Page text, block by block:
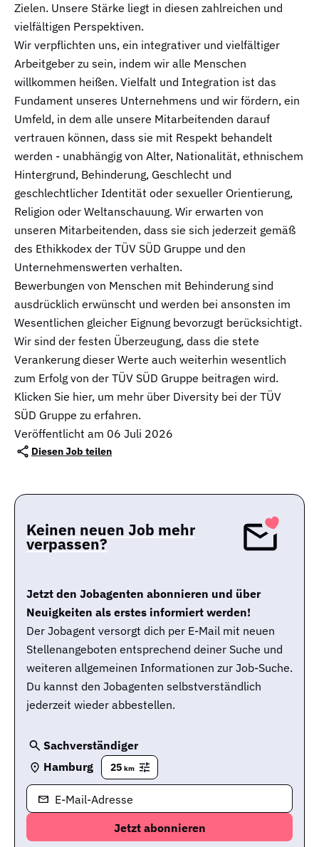
Zielen. Unsere Stärke liegt in diesen zahlreichen und
vielfältigen Perspektiven.
Wir verpflichten uns, ein integrativer und vielfältiger
Arbeitgeber zu sein, indem wir alle Menschen
willkommen heißen. Vielfalt und Integration ist das
Fundament unseres Unternehmens und wir fördern, ein
Umfeld, in dem alle unsere Mitarbeitenden darauf
vertrauen können, dass sie mit Respekt behandelt
werden - unabhängig von Alter, Nationalität, ethnischem
Hintergrund, Behinderung, Geschlecht und
geschlechtlicher Identität oder sexueller Orientierung,
Religion oder Weltanschauung. Wir erwarten von
unseren Mitarbeitenden, dass sie sich jederzeit gemäß
des Ethikkodex der TÜV SÜD Gruppe und den
Unternehmenswerten verhalten.
Bewerbungen von Menschen mit Behinderung sind
ausdrücklich erwünscht und werden bei ansonsten im
Wesentlichen gleicher Eignung bevorzugt berücksichtigt.
Wir sind der festen Überzeugung, dass die stete
Verankerung dieser Werte auch weiterhin wesentlich
zum Erfolg von der TÜV SÜD Gruppe beitragen wird.
Klicken Sie hier, um mehr über Diversity bei der TÜV
SÜD Gruppe zu erfahren.
Veröffentlicht am 06 Juli 2026
Diesen Job teilen
Keinen neuen Job mehr
verpassen?
Jetzt den Jobagenten abonnieren und über
Neuigkeiten als erstes informiert werden!
Der Jobagent versorgt dich per E-Mail mit neuen
Stellenangeboten entsprechend deiner Suche und
weiteren allgemeinen Informationen zur Job-Suche.
Du kannst den Jobagenten selbstverständlich
jederzeit wieder abbestellen.
Sachverständiger
Hamburg
25 km
E-Mail-Adresse